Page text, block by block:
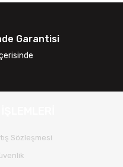
Garantisi
Sözleşmesi